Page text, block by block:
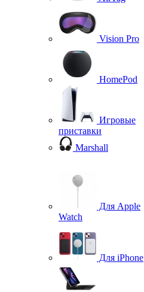
Vision Pro
HomePod
Игровые
приставки
Marshall
Для Apple
Watch
Для iPhone